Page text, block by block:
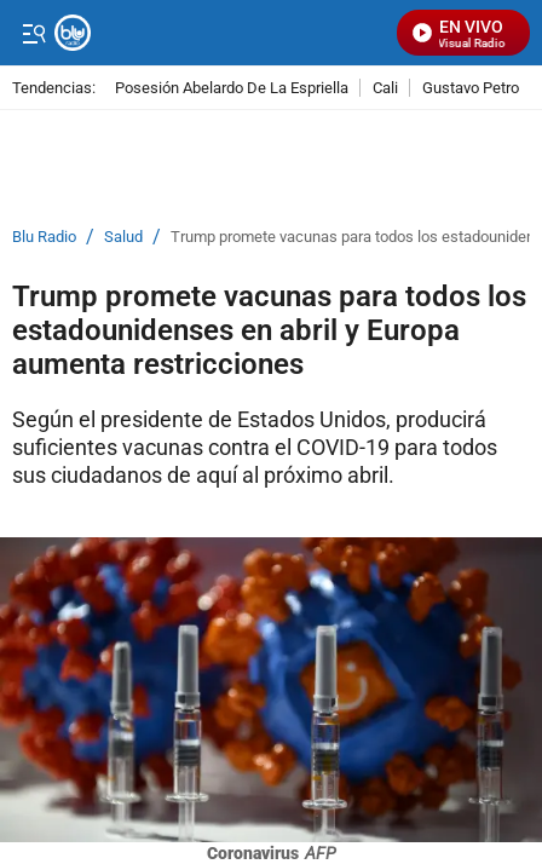
EN VIVO
Señal Visual Radio
Tendencias: Posesión Abelardo De La Espriella Cali Gustavo Petro
Blu Radio / Salud / Trump promete vacunas para todos los
Trump promete vacunas para todos los
estadounidenses en abril y Europa
aumenta restricciones
Según el presidente de Estados Unidos, producirá
suficientes vacunas contra el COVID-19 para todos
sus ciudadanos de aquí al próximo abril.
Coronavirus AFP